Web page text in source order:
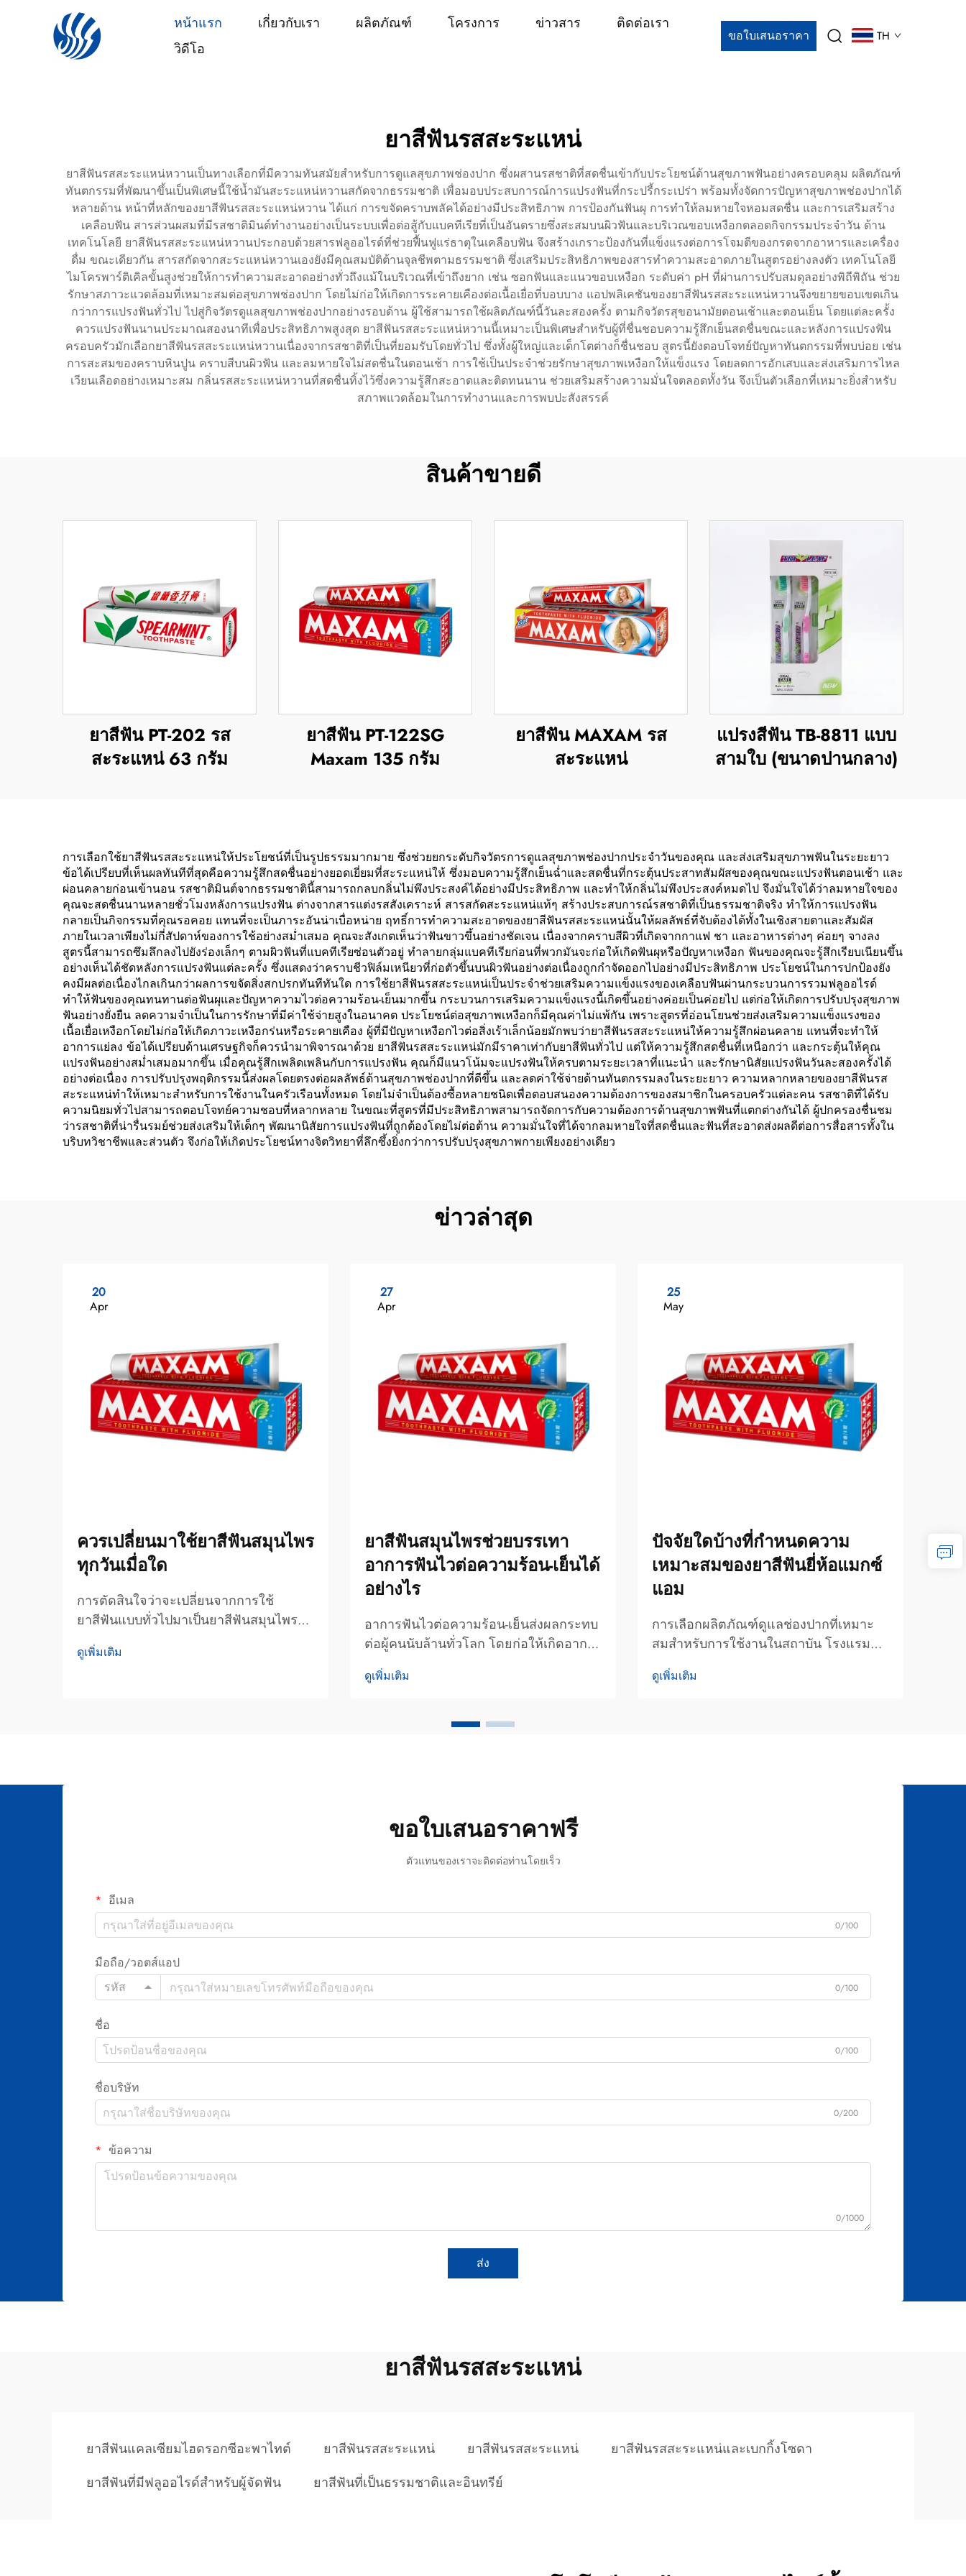
หน้าแรก เกี่ยวกับเรา ผลิตภัณฑ์ โครงการ ข่าวสาร
ติดต่อเรา
วิดีโอ
ขอใบเสนอราคา TH
ยาสีฟันรสสะระแหน่
ยาสีฟันรสสะระแหน่หวานเป็นทางเลือกที่มีความทันสมัยสำหรับการดูแลสุขภาพช่องปาก ซึ่งผสานรสชาติที่สดชื่นเข้ากับประโยชน์ด้านสุขภาพฟันอย่างครอบคลุม ผลิตภัณฑ์
ทันตกรรมที่พัฒนาขึ้นเป็นพิเศษนี้ใช้น้ำมันสะระแหน่หวานสกัดจากธรรมชาติ เพื่อมอบประสบการณ์การแปรงฟันที่กระปรี้กระเปร่า พร้อมทั้งจัดการปัญหาสุขภาพช่องปากได้
หลายด้าน หน้าที่หลักของยาสีฟันรสสะระแหน่หวาน ได้แก่ การขจัดคราบพลัคได้อย่างมีประสิทธิภาพ การป้องกันฟันผุ การทำให้ลมหายใจหอมสดชื่น และการเสริมสร้าง
เคลือบฟัน สารส่วนผสมที่มีรสชาติมินต์ทำงานอย่างเป็นระบบเพื่อต่อสู้กับแบคทีเรียที่เป็นอันตรายซึ่งสะสมบนผิวฟันและบริเวณขอบเหงือกตลอดกิจกรรมประจำวัน ด้าน
เทคโนโลยี ยาสีฟันรสสะระแหน่หวานประกอบด้วยสารฟลูออไรด์ที่ช่วยฟื้นฟูแร่ธาตุในเคลือบฟัน จึงสร้างเกราะป้องกันที่แข็งแรงต่อการโจมตีของกรดจากอาหารและเครื่อง
ดื่ม ขณะเดียวกัน สารสกัดจากสะระแหน่หวานเองยังมีคุณสมบัติต้านจุลชีพตามธรรมชาติ ซึ่งเสริมประสิทธิภาพของสารทำความสะอาดภายในสูตรอย่างลงตัว เทคโนโลยี
ไมโครพาร์ติเคิลขั้นสูงช่วยให้การทำความสะอาดอย่างทั่วถึงแม้ในบริเวณที่เข้าถึงยาก เช่น ซอกฟันและแนวขอบเหงือก ระดับค่า pH ที่ผ่านการปรับสมดุลอย่างพิถีพิถัน ช่วย
รักษาสภาวะแวดล้อมที่เหมาะสมต่อสุขภาพช่องปาก โดยไม่ก่อให้เกิดการระคายเคืองต่อเนื้อเยื่อที่บอบบาง แอปพลิเคชันของยาสีฟันรสสะระแหน่หวานจึงขยายขอบเขตเกิน
กว่าการแปรงฟันทั่วไป ไปสู่กิจวัตรดูแลสุขภาพช่องปากอย่างรอบด้าน ผู้ใช้สามารถใช้ผลิตภัณฑ์นี้วันละสองครั้ง ตามกิจวัตรสุขอนามัยตอนเช้าและตอนเย็น โดยแต่ละครั้ง
ควรแปรงฟันนานประมาณสองนาทีเพื่อประสิทธิภาพสูงสุด ยาสีฟันรสสะระแหน่หวานนี้เหมาะเป็นพิเศษสำหรับผู้ที่ชื่นชอบความรู้สึกเย็นสดชื่นขณะและหลังการแปรงฟัน
ครอบครัวมักเลือกยาสีฟันรสสะระแหน่หวานเนื่องจากรสชาติที่เป็นที่ยอมรับโดยทั่วไป ซึ่งทั้งผู้ใหญ่และเด็กโตต่างก็ชื่นชอบ สูตรนี้ยังตอบโจทย์ปัญหาทันตกรรมที่พบบ่อย เช่น
การสะสมของคราบหินปูน คราบสีบนผิวฟัน และลมหายใจไม่สดชื่นในตอนเช้า การใช้เป็นประจำช่วยรักษาสุขภาพเหงือกให้แข็งแรง โดยลดการอักเสบและส่งเสริมการไหล
เวียนเลือดอย่างเหมาะสม กลิ่นรสสะระแหน่หวานที่สดชื่นทิ้งไว้ซึ่งความรู้สึกสะอาดและติดทนนาน ช่วยเสริมสร้างความมั่นใจตลอดทั้งวัน จึงเป็นตัวเลือกที่เหมาะยิ่งสำหรับ
สภาพแวดล้อมในการทำงานและการพบปะสังสรรค์
สินค้าขายดี
ยาสีฟัน PT-202 รส
สะระแหน่ 63 กรัม
ยาสีฟัน PT-122SG
Maxam 135 กรัม
ยาสีฟัน MAXAM รส
สะระแหน่
แปรงสีฟัน TB-8811 แบบ
สามใบ (ขนาดปานกลาง)
การเลือกใช้ยาสีฟันรสสะระแหน่ให้ประโยชน์ที่เป็นรูปธรรมมากมาย ซึ่งช่วยยกระดับกิจวัตรการดูแลสุขภาพช่องปากประจำวันของคุณ และส่งเสริมสุขภาพฟันในระยะยาว
ข้อได้เปรียบที่เห็นผลทันทีที่สุดคือความรู้สึกสดชื่นอย่างยอดเยี่ยมที่สะระแหน่ให้ ซึ่งมอบความรู้สึกเย็นฉ่ำและสดชื่นที่กระตุ้นประสาทสัมผัสของคุณขณะแปรงฟันตอนเช้า และ
ผ่อนคลายก่อนเข้านอน รสชาติมินต์จากธรรมชาตินี้สามารถกลบกลิ่นไม่พึงประสงค์ได้อย่างมีประสิทธิภาพ และทำให้กลิ่นไม่พึงประสงค์หมดไป จึงมั่นใจได้ว่าลมหายใจของ
คุณจะสดชื่นนานหลายชั่วโมงหลังการแปรงฟัน ต่างจากสารแต่งรสสังเคราะห์ สารสกัดสะระแหน่แท้ๆ สร้างประสบการณ์รสชาติที่เป็นธรรมชาติจริง ทำให้การแปรงฟัน
กลายเป็นกิจกรรมที่คุณรอคอย แทนที่จะเป็นภาระอันน่าเบื่อหน่าย ฤทธิ์การทำความสะอาดของยาสีฟันรสสะระแหน่นั้นให้ผลลัพธ์ที่จับต้องได้ทั้งในเชิงสายตาและสัมผัส
ภายในเวลาเพียงไม่กี่สัปดาห์ของการใช้อย่างสม่ำเสมอ คุณจะสังเกตเห็นว่าฟันขาวขึ้นอย่างชัดเจน เนื่องจากคราบสีผิวที่เกิดจากกาแฟ ชา และอาหารต่างๆ ค่อยๆ จางลง
สูตรนี้สามารถซึมลึกลงไปยังร่องเล็กๆ ตามผิวฟันที่แบคทีเรียซ่อนตัวอยู่ ทำลายกลุ่มแบคทีเรียก่อนที่พวกมันจะก่อให้เกิดฟันผุหรือปัญหาเหงือก ฟันของคุณจะรู้สึกเรียบเนียนขึ้น
อย่างเห็นได้ชัดหลังการแปรงฟันแต่ละครั้ง ซึ่งแสดงว่าคราบชีวฟิล์มเหนียวที่ก่อตัวขึ้นบนผิวฟันอย่างต่อเนื่องถูกกำจัดออกไปอย่างมีประสิทธิภาพ ประโยชน์ในการปกป้องยัง
คงมีผลต่อเนื่องไกลเกินกว่าผลการขจัดสิ่งสกปรกทันทีทันใด การใช้ยาสีฟันรสสะระแหน่เป็นประจำช่วยเสริมความแข็งแรงของเคลือบฟันผ่านกระบวนการรวมฟลูออไรด์
ทำให้ฟันของคุณทนทานต่อฟันผุและปัญหาความไวต่อความร้อน-เย็นมากขึ้น กระบวนการเสริมความแข็งแรงนี้เกิดขึ้นอย่างค่อยเป็นค่อยไป แต่ก่อให้เกิดการปรับปรุงสุขภาพ
ฟันอย่างยั่งยืน ลดความจำเป็นในการรักษาที่มีค่าใช้จ่ายสูงในอนาคต ประโยชน์ต่อสุขภาพเหงือกก็มีคุณค่าไม่แพ้กัน เพราะสูตรที่อ่อนโยนช่วยส่งเสริมความแข็งแรงของ
เนื้อเยื่อเหงือกโดยไม่ก่อให้เกิดภาวะเหงือกร่นหรือระคายเคือง ผู้ที่มีปัญหาเหงือกไวต่อสิ่งเร้าเล็กน้อยมักพบว่ายาสีฟันรสสะระแหน่ให้ความรู้สึกผ่อนคลาย แทนที่จะทำให้
อาการแย่ลง ข้อได้เปรียบด้านเศรษฐกิจก็ควรนำมาพิจารณาด้วย ยาสีฟันรสสะระแหน่มักมีราคาเท่ากับยาสีฟันทั่วไป แต่ให้ความรู้สึกสดชื่นที่เหนือกว่า และกระตุ้นให้คุณ
แปรงฟันอย่างสม่ำเสมอมากขึ้น เมื่อคุณรู้สึกเพลิดเพลินกับการแปรงฟัน คุณก็มีแนวโน้มจะแปรงฟันให้ครบตามระยะเวลาที่แนะนำ และรักษานิสัยแปรงฟันวันละสองครั้งได้
อย่างต่อเนื่อง การปรับปรุงพฤติกรรมนี้ส่งผลโดยตรงต่อผลลัพธ์ด้านสุขภาพช่องปากที่ดีขึ้น และลดค่าใช้จ่ายด้านทันตกรรมลงในระยะยาว ความหลากหลายของยาสีฟันรส
สะระแหน่ทำให้เหมาะสำหรับการใช้งานในครัวเรือนทั้งหมด โดยไม่จำเป็นต้องซื้อหลายชนิดเพื่อตอบสนองความต้องการของสมาชิกในครอบครัวแต่ละคน รสชาติที่ได้รับ
ความนิยมทั่วไปสามารถตอบโจทย์ความชอบที่หลากหลาย ในขณะที่สูตรที่มีประสิทธิภาพสามารถจัดการกับความต้องการด้านสุขภาพฟันที่แตกต่างกันได้ ผู้ปกครองชื่นชม
ว่ารสชาติที่น่ารื่นรมย์ช่วยส่งเสริมให้เด็กๆ พัฒนานิสัยการแปรงฟันที่ถูกต้องโดยไม่ต่อต้าน ความมั่นใจที่ได้จากลมหายใจที่สดชื่นและฟันที่สะอาดส่งผลดีต่อการสื่อสารทั้งใน
บริบทวิชาชีพและส่วนตัว จึงก่อให้เกิดประโยชน์ทางจิตวิทยาที่ลึกซึ้งยิ่งกว่าการปรับปรุงสุขภาพกายเพียงอย่างเดียว
ข่าวล่าสุด
20
Apr
ควรเปลี่ยนมาใช้ยาสีฟันสมุนไพร
ทุกวันเมื่อใด
การตัดสินใจว่าจะเปลี่ยนจากการใช้
ยาสีฟันแบบทั่วไปมาเป็นยาสีฟันสมุนไพรใน
ชีวิตประจำวันนั้นถือเป็นการตัดสินใจสำคัญ
ด้านการดูแลสุขภาพช่องปาก ซึ่งไม่เพียงแต่
ดูเพิ่มเติม
27
Apr
ยาสีฟันสมุนไพรช่วยบรรเทา
อาการฟันไวต่อความร้อน-เย็นได้
อย่างไร
อาการฟันไวต่อความร้อน-เย็นส่งผลกระทบ
ต่อผู้คนนับล้านทั่วโลก โดยก่อให้เกิดอาการ
ปวดเฉียบพลันและชั่วคราวเมื่อรับประทาน
อาหารหรือเครื่องดื่มที่มีอุณหภูมิร้อน เย็น
อาการไวต่อความร้อน-เย็นแบบทั่วไปนั้นมัก
ดูเพิ่มเติม
25
May
ปัจจัยใดบ้างที่กำหนดความ
เหมาะสมของยาสีฟันยี่ห้อแมกซ์
แอม
การเลือกผลิตภัณฑ์ดูแลช่องปากที่เหมาะ
สมสำหรับการใช้งานในสถาบัน โรงแรม
หรือการจัดจำหน่ายแบบจำนวนมาก จำเป็น
ต้องประเมินอย่างรอบคอบหลายปัจจัยทั้ง
ดูเพิ่มเติม
ปัจ
ขอ
ขอใบเสนอราคาฟรี
ตัวแทนของเราจะติดต่อท่านโดยเร็ว
อีเมล
0/100
มือถือ/วอตส์แอป
รหัส
0/100
ชื่อ
0/100
ชื่อบริษัท
0/200
ข้อความ
0/1000
ส่ง
ยาสีฟันรสสะระแหน่
ยาสีฟันแคลเซียมไฮดรอกซีอะพาไทต์ ยาสีฟันรสสะระแหน่ ยาสีฟันรสสะระแหน่
ยาสีฟันรสสะระแหน่และเบกกิ้งโซดา
ยาสีฟันที่มีฟลูออไรด์สำหรับผู้จัดฟัน
ยาสีฟันที่เป็นธรรมชาติและอินทรีย์